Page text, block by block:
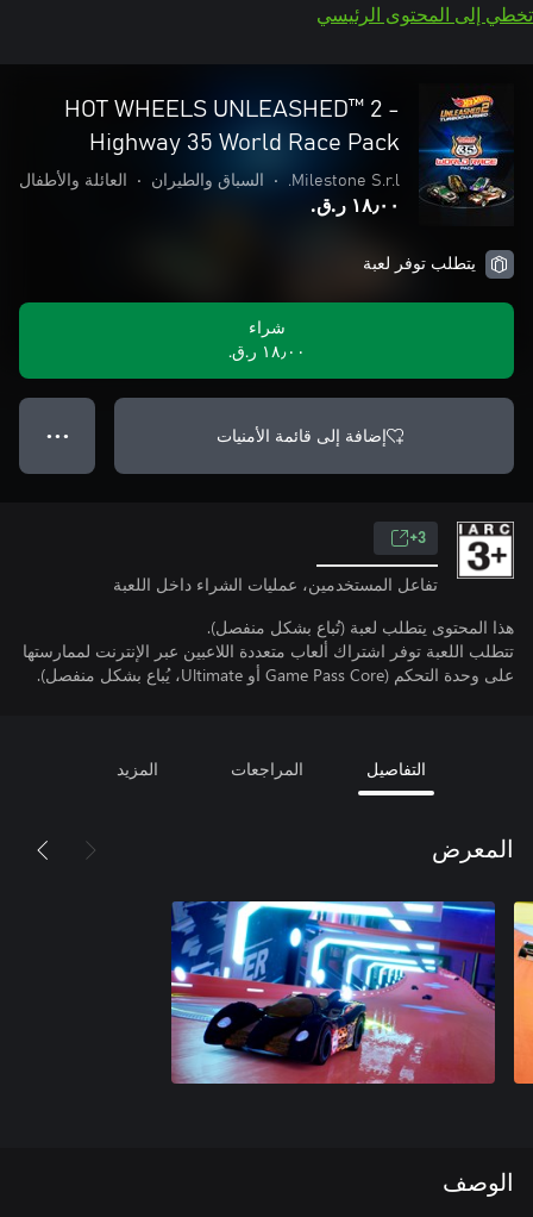
تخطي إلى المحتوى الرئيسي
HOT WHEELS UNLEASHED™ 2 -
Highway 35 World Race Pack
Milestone S.r.l.
• السباق والطيران • العائلة والأطفال
١٨٫٠٠ ر.ق.‏
يتطلب توفر لعبة
شراء
١٨٫٠٠ ر.ق.‏
إضافة إلى قائمة الأمنيات ● ● ●
3+
تفاعل المستخدمين، عمليات الشراء داخل اللعبة
هذا المحتوى يتطلب لعبة (تُباع بشكل منفصل).
تتطلب اللعبة توفر اشتراك ألعاب متعددة اللاعبين عبر الإنترنت لممارستها
على وحدة التحكم (Game Pass Core أو Ultimate، يُباع بشكل منفصل).
التفاصيل المراجعات المزيد
المعرض
الوصف